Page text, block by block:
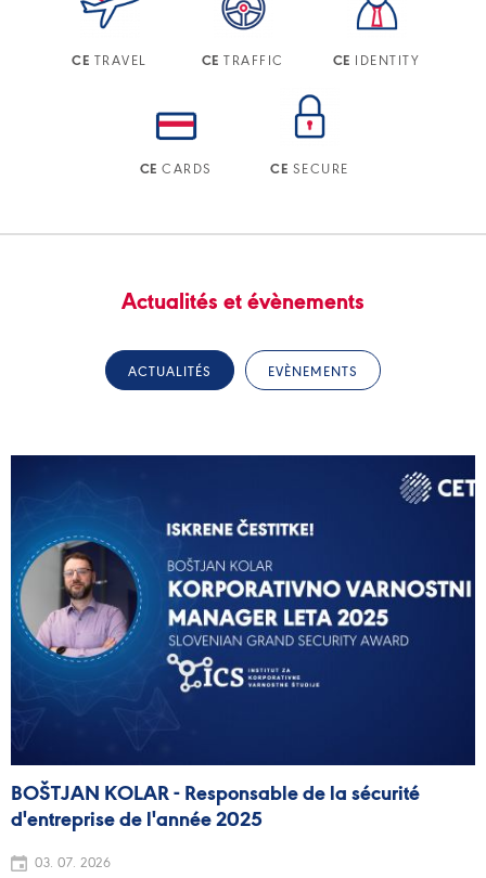
CE TRAVEL CE TRAFFIC CE IDENTITY
CE CARDS CE SECURE
Actualités et évènements
ACTUALITÉS EVÈNEMENTS
BOŠTJAN KOLAR - Responsable de la sécurité
d'entreprise de l'année 2025
03. 07. 2026